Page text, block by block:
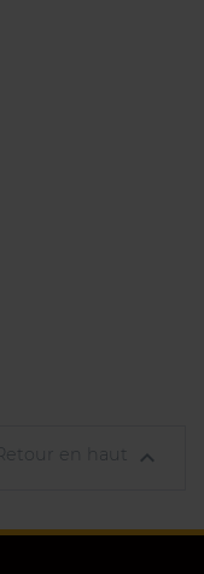
Retour en haut
